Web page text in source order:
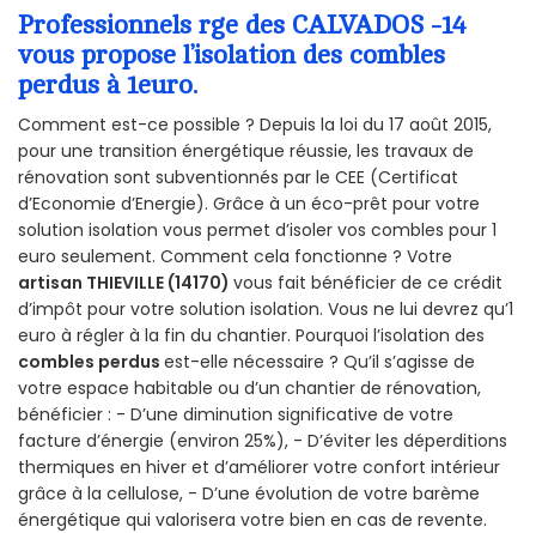
Professionnels rge des CALVADOS -14
vous propose l’isolation des combles
perdus à 1euro.
Comment est-ce possible ? Depuis la loi du 17 août 2015,
pour une transition énergétique réussie, les travaux de
rénovation sont subventionnés par le CEE (Certificat
d’Economie d’Energie). Grâce à un éco-prêt pour votre
solution isolation vous permet d’isoler vos combles pour 1
euro seulement. Comment cela fonctionne ? Votre
artisan THIEVILLE (14170) vous fait bénéficier de ce crédit
d’impôt pour votre solution isolation. Vous ne lui devrez qu’1
euro à régler à la fin du chantier. Pourquoi l’isolation des
combles perdus est-elle nécessaire ? Qu’il s’agisse de
votre espace habitable ou d’un chantier de rénovation,
bénéficier : - D’une diminution significative de votre
facture d’énergie (environ 25%), - D’éviter les déperditions
thermiques en hiver et d’améliorer votre confort intérieur
grâce à la cellulose, - D’une évolution de votre barème
énergétique qui valorisera votre bien en cas de revente.